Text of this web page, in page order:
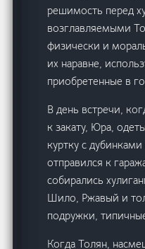
решимость перед
возглавляемыми
физически и
их наравне,
приобретенные в
В день встречи,
к закату, Юра,
куртку с
отправился к
собирались
Шило, Ржавый и
подружки,
Когда Толян,